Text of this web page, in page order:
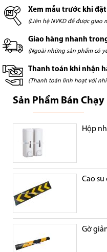
Xem mẫu trước khi
(Liên hệ NVKD để được giao
Giao hàng nhanh
(Ngoài những sản phẩm có
Thanh toán khi nhận
(Thanh toán linh hoạt với
Sản Phẩm Bán Chạy
Hộp
Cao
Gờ